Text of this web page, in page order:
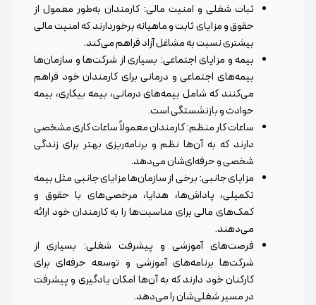
ثبات شغلی و امنیت مالی: کارمندان به‌طور معمول از
حقوق و مزایای ثابت و ماهیانه برخوردارند که امنیت مالی
بیشتری نسبت به مشاغل آزاد فراهم می‌کند.
بیمه و مزایای اجتماعی: بسیاری از شرکت‌ها و سازمان‌ها
بیمه‌های اجتماعی و درمانی برای کارمندان خود فراهم
می‌کنند که شامل بیمه‌های درمانی، بیمه بیکاری، بیمه
حوادث و بازنشستگی است.
ساعات کار منظم: کارمندان معمولاً ساعات کاری مشخصی
دارند که به آن‌ها نظم و برنامه‌ریزی بهتر برای زندگی
شخصی و حرفه‌ای‌شان می‌دهد.
مزایای جانبی: برخی از سازمان‌ها مزایای جانبی مثل بیمه
تکمیلی، پاداش‌ها، هدایا، مرخصی‌های با حقوق و
کمک‌های مالی برای مناسبت‌ها را به کارمندان خود ارائه
می‌دهند.
فرصت‌های آموزشی و پیشرفت شغلی: بسیاری از
شرکت‌ها برنامه‌های آموزشی و توسعه حرفه‌ای برای
کارکنان خود دارند که به آن‌ها امکان یادگیری و پیشرفت
در مسیر شغلی‌شان را می‌دهد.